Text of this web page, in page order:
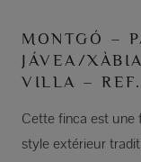
MONTGÓ –
JÁVEA/XÀBIA
VILLA –
Cette finca est une
style extérieur